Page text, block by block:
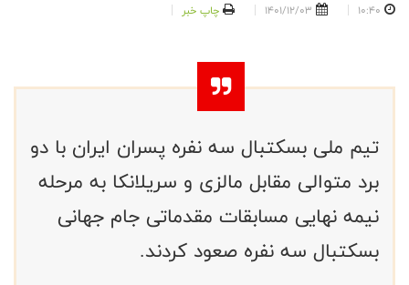
10:40
1401/12/03 چاپ خبر
تیم ملی بسکتبال سه نفره پسران ایران با دو
برد متوالی مقابل مالزی و سریلانکا به مرحله
نیمه نهایی مسابقات مقدماتی جام جهانی
بسکتبال سه نفره صعود کردند.